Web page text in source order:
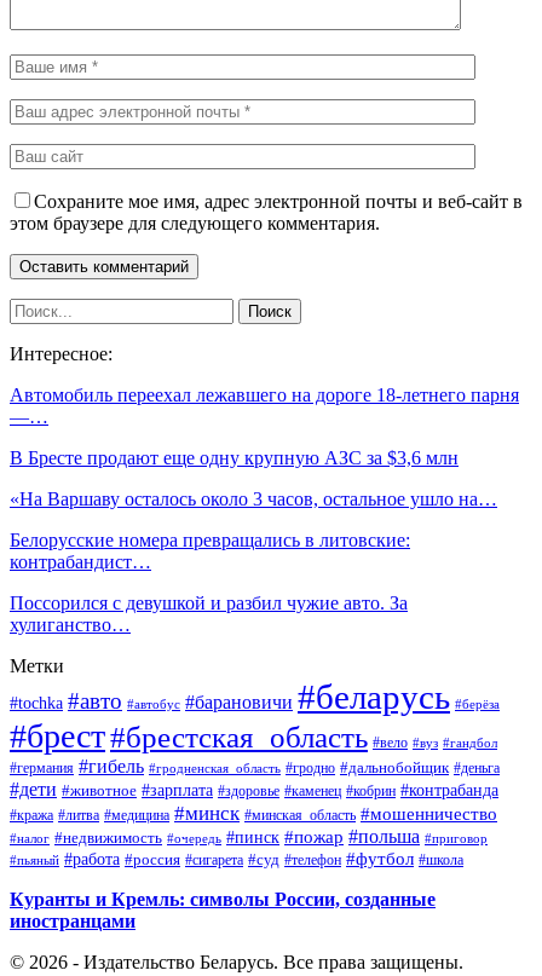
Сохраните мое имя, адрес электронной почты и веб-сайт в
этом браузере для следующего комментария.
Интересное:
Автомобиль переехал лежавшего на дороге 18-летнего парня
—…
В Бресте продают еще одну крупную АЗС за $3,6 млн
«На Варшаву осталось около 3 часов, остальное ушло на…
Белорусские номера превращались в литовские:
контрабандист…
Поссорился с девушкой и разбил чужие авто. За
хулиганство…
Метки
#tochka #авто #автобус #барановичи #беларусь #берёза
#брест#брестская_область #вело #вуз #гандбол
#германия #гибель #гродненская_область #гродно #дальнобойщик #деньга
#дети #животное #зарплата #здоровье #каменец #кобрин #контрабанда
#кража #литва #медицина #минск #минская_область #мошенничество
#налог #недвижимость #очередь #пинск #пожар #польша #приговор
#пьяный #работа #россия #сигарета #суд #телефон #футбол #школа
Куранты и Кремль: символы России, созданные
иностранцами
© 2026 - Издательство Беларусь. Все права защищены.